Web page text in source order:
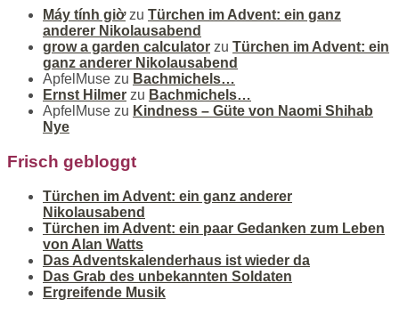
Máy tính giờzu Türchen im Advent: ein ganz
anderer Nikolausabend
grow a garden calculator zu Türchen im Advent: ein
ganz anderer Nikolausabend
ApfelMuse zu Bachmichels…
Ernst Hilmer zu Bachmichels…
ApfelMuse zu Kindness – Güte von Naomi Shihab
Nye
Frisch gebloggt
Türchen im Advent: ein ganz anderer
Nikolausabend
Türchen im Advent: ein paar Gedanken zum Leben
von Alan Watts
Das Adventskalenderhaus ist wieder da
Das Grab des unbekannten Soldaten
Ergreifende Musik